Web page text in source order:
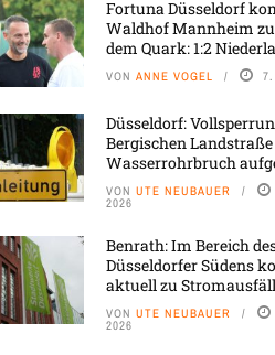
Fortuna Düsseldorf
Waldhof Mannheim
dem Quark: 1:2
VON ANNE VOGEL
Düsseldorf:
Bergischen
Wasserrohrbruch
VON UTE NEUBAUER
2026
Benrath: Im Bereich
Düsseldorfer Südens
aktuell zu
VON UTE NEUBAUER
2026